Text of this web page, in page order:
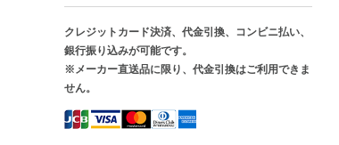
クレジットカード決済、代金引換、コンビニ払い、
銀行振り込みが可能です。
※メーカー直送品に限り、代金引換はご利用できま
せん。